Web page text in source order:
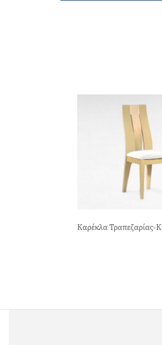
Καρέκλα Τραπεζαρίας-